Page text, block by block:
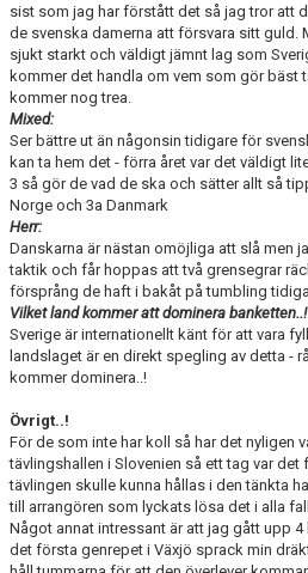
sist som jag har förstått det så jag tror att
de svenska damerna att försvara sitt guld.
sjukt starkt och väldigt jämnt lag som
kommer det handla om vem som gör bäst
kommer nog trea.
Mixed:
Ser bättre ut än någonsin tidigare för
kan ta hem det - förra året var det väldigt
3 så gör de vad de ska och sätter allt så
Norge och 3a Danmark
Herr:
Danskarna är nästan omöjliga att slå men
taktik och får hoppas att två grensegrar
försprång de haft i bakåt på tumbling
Vilket land kommer att dominera
Sverige är internationellt känt för att vara
landslaget är en direkt spegling av detta -
kommer dominera..!
Övrigt..!
För de som inte har koll så har det nyligen
tävlingshallen i Slovenien så ett tag var
tävlingen skulle kunna hållas i den tänkta
till arrangören som lyckats lösa det i alla fall.
Något annat intressant är att jag gått upp
det första genrepet i Växjö sprack min